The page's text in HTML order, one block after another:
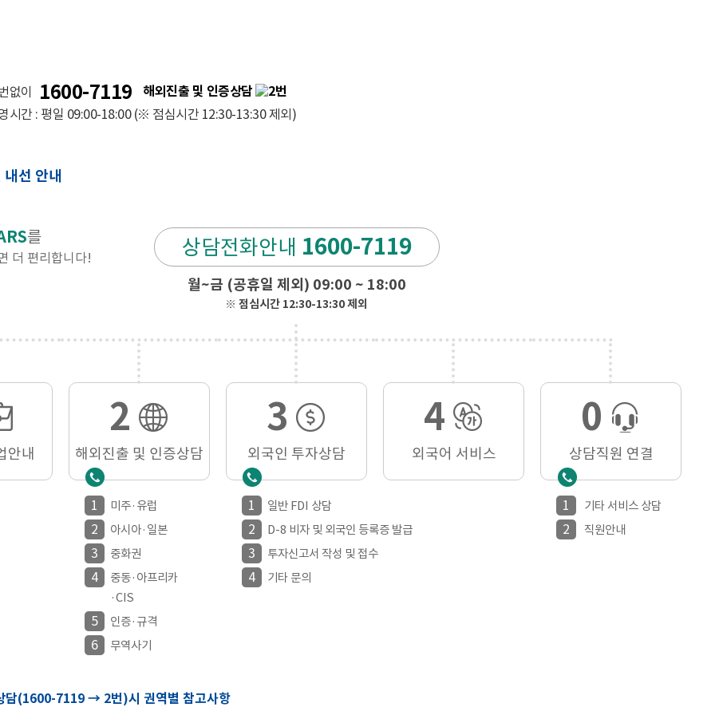
없이 1600-7119 해외진출 및 인증상담 번
시간 : 평일 09:00-18:00 (※ 점심시간 12:30-13:30 제외)
선 안내
를
더 편리합니다! 상담전화안내 1600-7119
월~금 (공휴일 제외) 09:00 ~ 18:00
※ 점심시간 12:30-13:30 제외
안내
2
해외진출 및 인증상담
1 미주·유럽
2 아시아·일본
3 중화권
4
중동·아프리카
·CIS
5 인증·규격
6 무역사기
3
외국인 투자상담
1 일반 FDI 상담
2 D-8 비자 및 외국인 등록증 발급
3 투자신고서 작성 및 접수
4 기타 문의
4
외국어 서비스
0
상담직원 연결
1 기타 서비스 상담
2 직원안내
담(1600-7119 → 2번)시 권역별 참고사항